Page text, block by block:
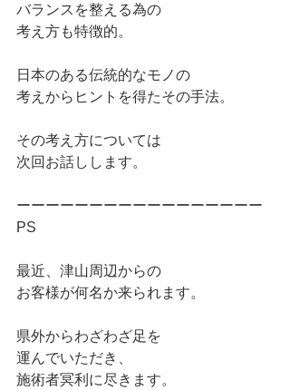
バランスを整える為の
考え方も特徴的。
日本のある伝統的なモノの
考えからヒントを得たその手法。
その考え方については
次回お話しします。
ーーーーーーーーーーーーーーーーー
PS
最近、津山周辺からの
お客様が何名か来られます。
県外からわざわざ足を
運んでいただき、
施術者冥利に尽きます。